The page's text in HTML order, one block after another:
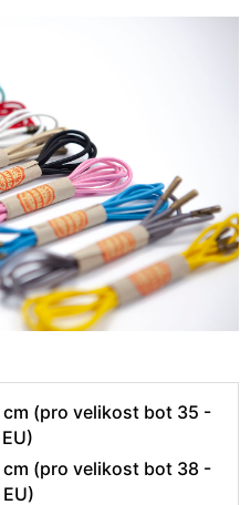
cm (pro velikost bot 35 -
cm (pro velikost bot 38 -